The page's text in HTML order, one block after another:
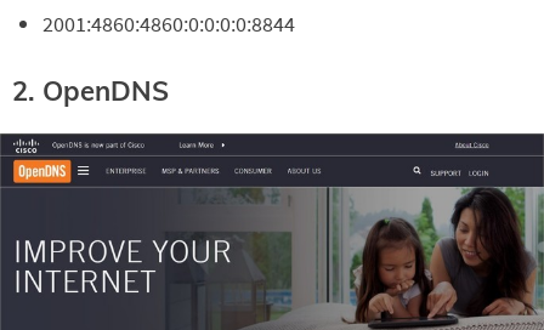
2001:4860:4860:0:0:0:0:8844
2. OpenDNS